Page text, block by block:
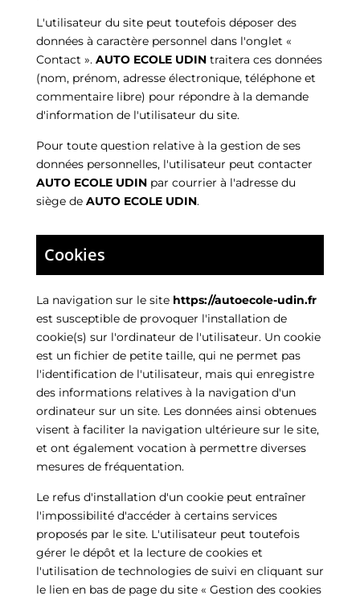
L'utilisateur du site peut toutefois déposer des
données à caractère personnel dans l'onglet «
Contact ». AUTO ECOLE UDIN traitera ces données
(nom, prénom, adresse électronique, téléphone et
commentaire libre) pour répondre à la demande
d'information de l'utilisateur du site.
Pour toute question relative à la gestion de ses
données personnelles, l'utilisateur peut contacter
AUTO ECOLE UDIN par courrier à l'adresse du
siège de AUTO ECOLE UDIN.
Cookies
La navigation sur le site https://autoecole-udin.fr
est susceptible de provoquer l'installation de
cookie(s) sur l'ordinateur de l'utilisateur. Un cookie
est un fichier de petite taille, qui ne permet pas
l'identification de l'utilisateur, mais qui enregistre
des informations relatives à la navigation d'un
ordinateur sur un site. Les données ainsi obtenues
visent à faciliter la navigation ultérieure sur le site,
et ont également vocation à permettre diverses
mesures de fréquentation.
Le refus d'installation d'un cookie peut entraîner
l'impossibilité d'accéder à certains services
proposés par le site. L'utilisateur peut toutefois
gérer le dépôt et la lecture de cookies et
l'utilisation de technologies de suivi en cliquant sur
le lien en bas de page du site « Gestion des cookies